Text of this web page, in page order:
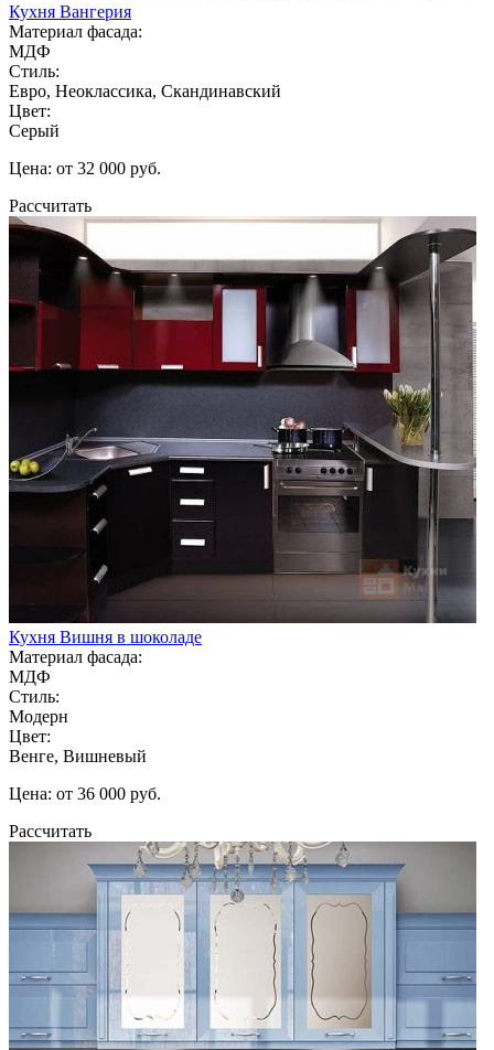
Кухня Вангерия
Материал фасада:
МДФ
Стиль:
Евро, Неоклассика, Скандинавский
Цвет:
Серый
Цена: от 32 000 руб.
Рассчитать
Кухня Вишня в шоколаде
Материал фасада:
МДФ
Стиль:
Модерн
Цвет:
Венге, Вишневый
Цена: от 36 000 руб.
Рассчитать